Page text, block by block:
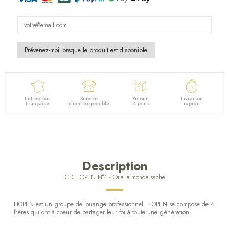
Entreprise
Française
Service
client disponible
Retour
14 jours
Livraison
rapide
Description
CD HOPEN N°4 - Que le monde sache
HOPEN est un groupe de louange professionnel. HOPEN se compose de 4
frères qui ont à coeur de partager leur foi à toute une génération.